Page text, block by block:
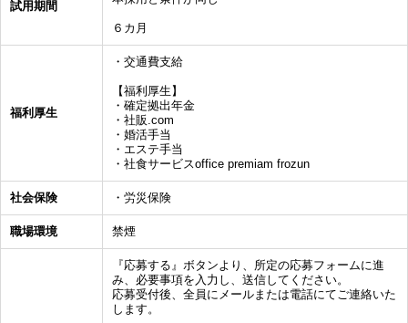
試用期間
６カ月
福利厚生
・交通費支給
【福利厚生】
・確定拠出年金
・社販.com
・婚活手当
・エステ手当
・社食サービスoffice premiam frozun
社会保険 ・労災保険
職場環境 禁煙
『応募する』ボタンより、所定の応募フォームに進
み、必要事項を入力し、送信してください。
応募受付後、全員にメールまたは電話にてご連絡いた
します。